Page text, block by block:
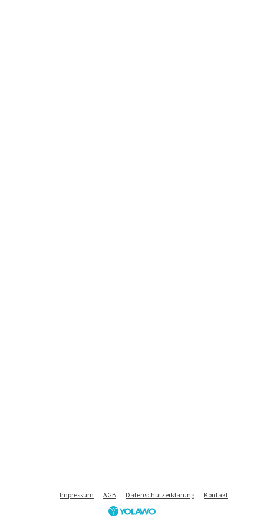
Impressum AGB Datenschutzerklärung Kontakt